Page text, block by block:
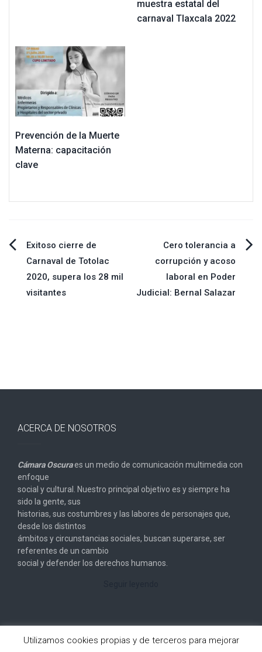
muestra estatal del
carnaval Tlaxcala 2022
Prevención de la Muerte
Materna: capacitación
clave
Navegación
de
entradas
Exitoso cierre de
Carnaval de Totolac
2020, supera los 28 mil
visitantes
Cero tolerancia a
corrupción y acoso
laboral en Poder
Judicial: Bernal Salazar
ACERCA DE NOSOTROS
Cámara Oscuraes un medio de comunicación multimedia con
enfoque
social y cultural. Nuestro principal objetivo es y siempre ha
sido la gente, sus
historias, sus costumbres y las labores de personajes que,
desde los distintos
ámbitos y circunstancias sociales, buscan superarse, ser
referentes de un cambio
social y defender los derechos humanos.
Utilizamos cookies propias y de terceros para mejorar